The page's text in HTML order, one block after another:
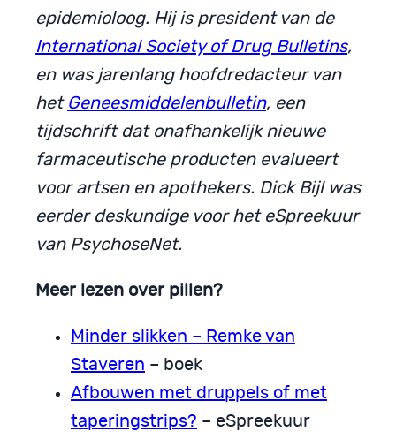
epidemioloog. Hij is president van de
International Society of Drug Bulletins,
en was jarenlang hoofdredacteur van
het Geneesmiddelenbulletin, een
tijdschrift dat onafhankelijk nieuwe
farmaceutische producten evalueert
voor artsen en apothekers. Dick Bijl was
eerder deskundige voor het eSpreekuur
van PsychoseNet.
Meer lezen over pillen?
Minder slikken – Remke van
Staveren – boek
Afbouwen met druppels of met
taperingstrips? – eSpreekuur